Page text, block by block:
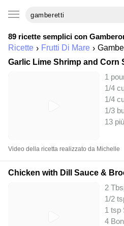
89 ricette semplici con
Ricette Frutti Di Mare
Garlic Lime Shrimp and Corn
1
1/4
1/4
1/3
13
Video della ricetta realizzato da Michelle
Chicken with Dill Sauce &
2
1/2
1 tsp
4